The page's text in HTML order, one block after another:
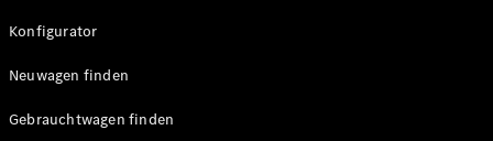
Mercedes-
Mercedes-
Konfigurator
Neuwagen finden
Gebrauchtwagen finden